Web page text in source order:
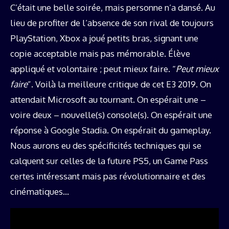
C’était une belle soirée, mais personne n’a dansé. Au
lieu de profiter de l’absence de son rival de toujours
PlayStation, Xbox a joué petits bras, signant une
copie acceptable mais pas mémorable. Élève
appliqué et volontaire ; peut mieux faire. “Peut mieux
faire”. Voilà la meilleure critique de cet E3 2019. On
attendait Microsoft au tournant. On espérait une –
voire deux – nouvelle(s) console(s). On espérait une
réponse à Google Stadia. On espérait du gameplay.
Nous aurons eu des spécificités techniques qui se
calquent sur celles de la future PS5, un Game Pass
certes intéressant mais pas révolutionnaire et des
cinématiques…